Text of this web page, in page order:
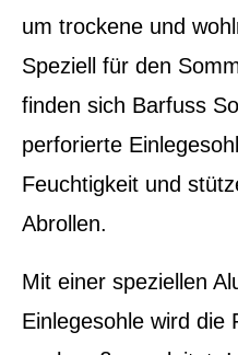
um trockene und
Speziell für den
finden sich Barfuss
perforierte
Feuchtigkeit und
Abrollen.
Mit einer speziellen
Einlegesohle wird die